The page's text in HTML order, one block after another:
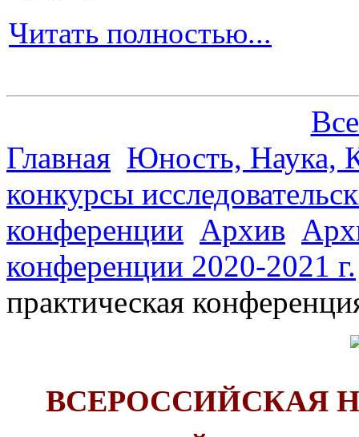
Читать полностью...
Главная Юность, Наука,
конкурсы
конференции Архив
конференции 2020-2021 г.
практическая
ВСЕРОССИЙСКАЯ